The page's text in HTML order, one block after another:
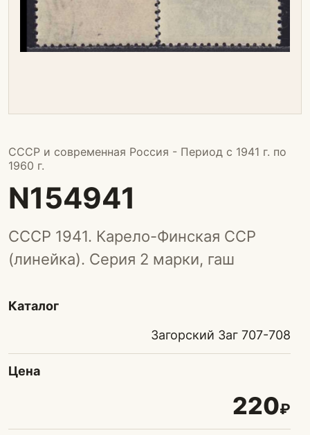
СССР и современная Россия - Период с 1941 г. по
1960 г.
N154941
СССР 1941. Карело-Финская ССР
(линейка). Серия 2 марки, гаш
Каталог
Загорский Заг 707-708
Цена
220₽